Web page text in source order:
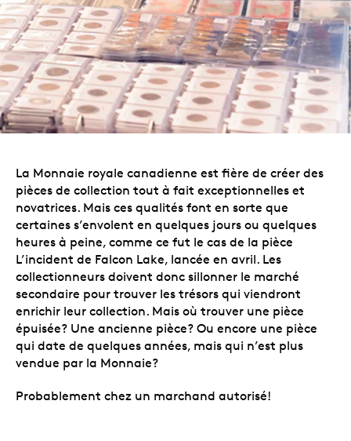
La Monnaie royale canadienne est fière de créer des
pièces de collection tout à fait exceptionnelles et
novatrices. Mais ces qualités font en sorte que
certaines s’envolent en quelques jours ou quelques
heures à peine, comme ce fut le cas de la pièce
L’incident de Falcon Lake, lancée en avril. Les
collectionneurs doivent donc sillonner le marché
secondaire pour trouver les trésors qui viendront
enrichir leur collection. Mais où trouver une pièce
épuisée? Une ancienne pièce? Ou encore une pièce
qui date de quelques années, mais qui n’est plus
vendue par la Monnaie?
Probablement chez un marchand autorisé!